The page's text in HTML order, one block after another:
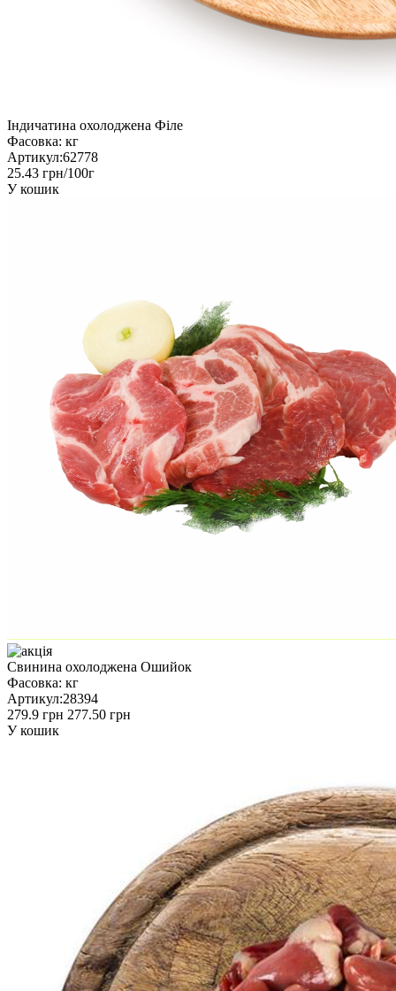
Індичатина охолоджена Філе
Фасовка: кг
Артикул:62778
25.43 грн/100г
У кошик
Свинина охолоджена Ошийок
Фасовка: кг
Артикул:28394
279.9 грн 277.50 грн
У кошик